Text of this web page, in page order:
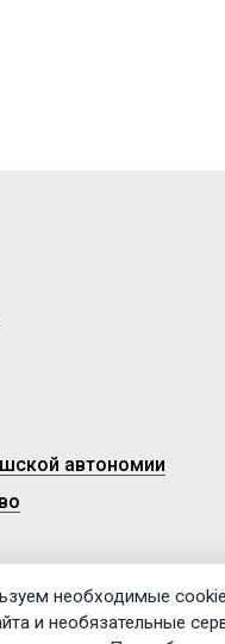
автономии
необходимые
и необязательные